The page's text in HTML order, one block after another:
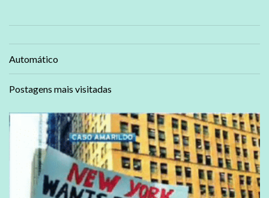
Automático
Postagens mais visitadas